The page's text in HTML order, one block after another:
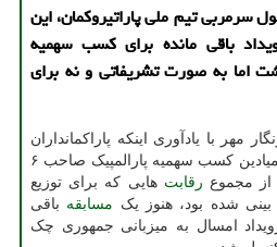
سرمربی تیم ملی پاراتیروكمان، این
باقی مانده برای كسب سهمیه
اما به صورت تشریفاتی و نه برای
مهر با یادآوری اینکه پاراکمانداران
ایران سال قبل از حضور در میادین کسب سهمیه پارالمپیک صاحب ۶
از مجموع رقابت هایی که برای توزیع
شده بود، هنوز یک مسابقه باقی
امسال به میزبانی جمهوری چک